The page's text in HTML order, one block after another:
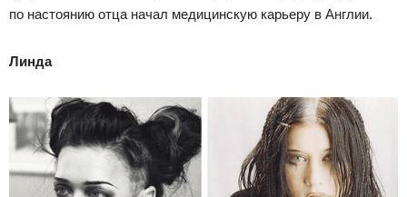
по настоянию отца начал медицинскую карьеру в Англии.
Линда